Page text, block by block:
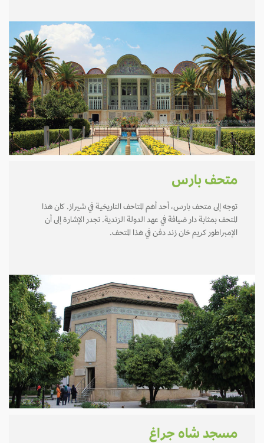
متحف بارس
توجه إلى متحف بارس، أحد أهم المتاحف التاريخية في شيراز. كان هذا
المتحف بمثابة دار ضيافة في عهد الدولة الزندية. تجدر الإشارة إلى أن
الإمبراطور كريم خان زند دفن في هذا المتحف.
مسجد شاه جراغ